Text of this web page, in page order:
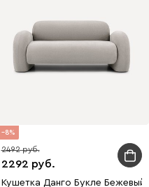
8
2292
2492
Кушетка Данго Букле Бежевый